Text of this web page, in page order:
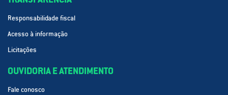
Responsabilidade fiscal
Acesso à informação
Licitações
OUVIDORIA E ATENDIMENTO
Fale conosco